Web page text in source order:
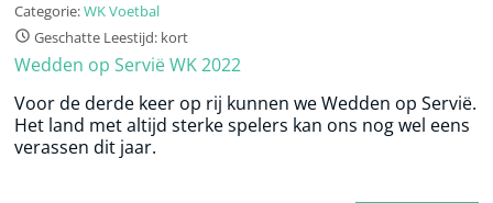
Categorie:WK Voetbal
Geschatte Leestijd: kort
Wedden op Servië WK 2022
Voor de derde keer op rij kunnen we Wedden op Servië.
Het land met altijd sterke spelers kan ons nog wel eens
verassen dit jaar.